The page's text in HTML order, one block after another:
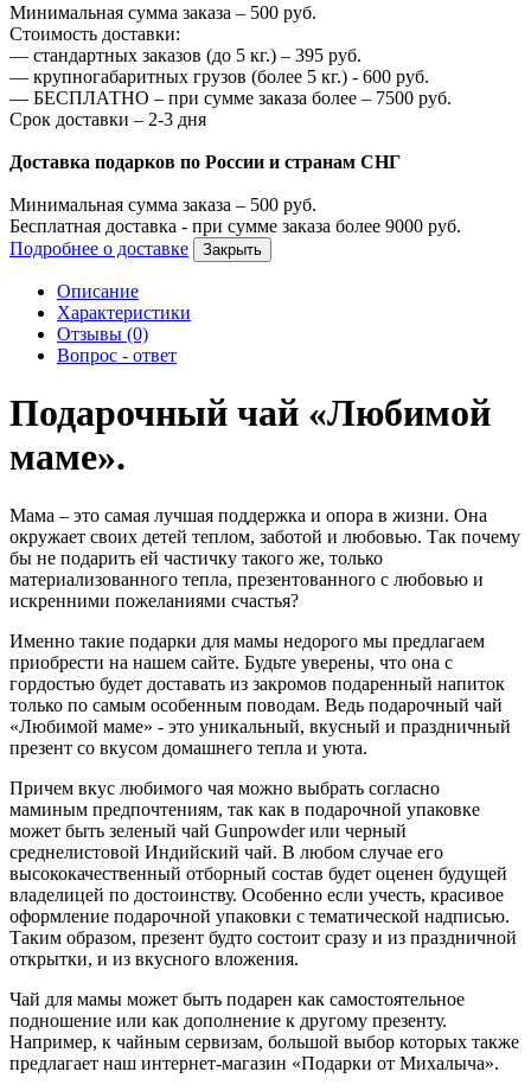
Минимальная сумма заказа – 500 руб.
Стоимость доставки:
— стандартных заказов (до 5 кг.) – 395 руб.
— крупногабаритных грузов (более 5 кг.) - 600 руб.
— БЕСПЛАТНО – при сумме заказа более – 7500 руб.
Срок доставки – 2-3 дня
Доставка подарков по России и странам СНГ
Минимальная сумма заказа – 500 руб.
Бесплатная доставка - при сумме заказа более 9000 руб.
Подробнее о доставке
Закрыть
Описание
Характеристики
Отзывы (0)
Вопрос - ответ
Подарочный чай «Любимой
маме».
Мама – это самая лучшая поддержка и опора в жизни. Она
окружает своих детей теплом, заботой и любовью. Так почему
бы не подарить ей частичку такого же, только
материализованного тепла, презентованного с любовью и
искренними пожеланиями счастья?
Именно такие подарки для мамы недорого мы предлагаем
приобрести на нашем сайте. Будьте уверены, что она с
гордостью будет доставать из закромов подаренный напиток
только по самым особенным поводам. Ведь подарочный чай
«Любимой маме» - это уникальный, вкусный и праздничный
презент со вкусом домашнего тепла и уюта.
Причем вкус любимого чая можно выбрать согласно
маминым предпочтениям, так как в подарочной упаковке
может быть зеленый чай Gunpowder или черный
среднелистовой Индийский чай. В любом случае его
высококачественный отборный состав будет оценен будущей
владелицей по достоинству. Особенно если учесть, красивое
оформление подарочной упаковки с тематической надписью.
Таким образом, презент будто состоит сразу и из праздничной
открытки, и из вкусного вложения.
Чай для мамы может быть подарен как самостоятельное
подношение или как дополнение к другому презенту.
Например, к чайным сервизам, большой выбор которых также
предлагает наш интернет-магазин «Подарки от Михалыча».